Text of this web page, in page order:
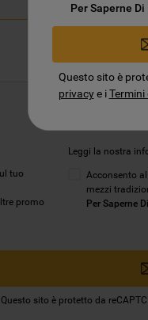
tuo
promo
Leggi la nostra
Acconsento
mezzi
Per Saperne
Questo sito è protetto da
Per Saperne Di
Questo sito è
privacye iTermini